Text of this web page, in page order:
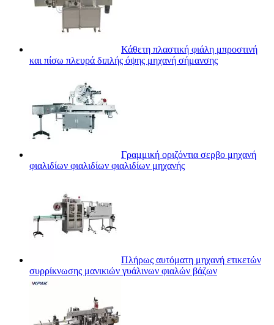
Κάθετη πλαστική φιάλη μπροστινή
και πίσω πλευρά διπλής όψης μηχανή σήμανσης
Γραμμική οριζόντια σερβο μηχανή
φιαλιδίων φιαλιδίων φιαλιδίων μηχανής
Πλήρως αυτόματη μηχανή ετικετών
συρρίκνωσης μανικιών γυάλινων φιαλών βάζων